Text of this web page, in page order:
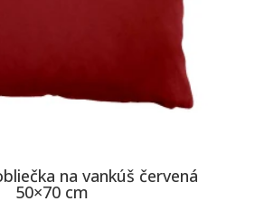
na vankúš červená
50×70 cm